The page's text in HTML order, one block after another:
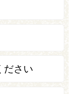
ださい